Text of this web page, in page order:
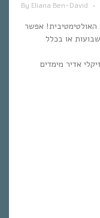
By Eliana Ben-David •
אפשר
או בכלל
אדיר מימדים